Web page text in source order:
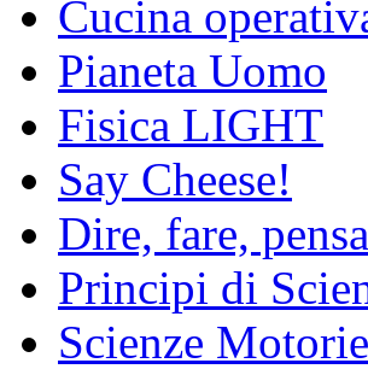
Cucina
Pianeta Uomo
Fisica LIGHT
Say Cheese!
Dire, fare,
Principi di
Scienze